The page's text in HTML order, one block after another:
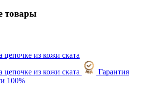
товары
Гарантия
100%